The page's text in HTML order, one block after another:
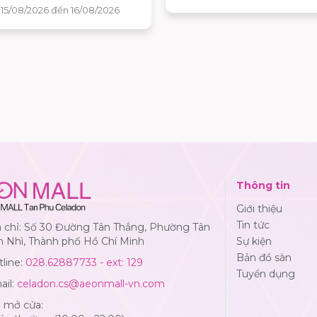
08/2026 đến 16/08/2026
chỉ: Số 30 Đường Tân Thắng, Phường Tân
Nhì, Thành phố Hồ Chí Minh
028.62887733 - ext: 129
celadon.cs@aeonmall-vn.com
mở cửa:
Thông tin
Giới thiệu
Tin tức
Sự kiện
Bản đồ sàn
Tuyển dụng